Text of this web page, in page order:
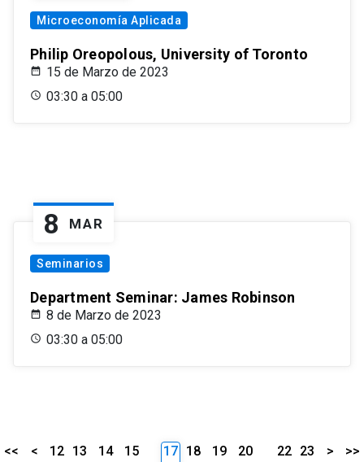
Microeconomía Aplicada
Philip Oreopolous, University of Toronto
15 de Marzo de 2023
03:30 a 05:00
8 MAR
Seminarios
Department Seminar: James Robinson
8 de Marzo de 2023
03:30 a 05:00
<< < 12 13 14
15
17 18 19
20
22 23 > >>